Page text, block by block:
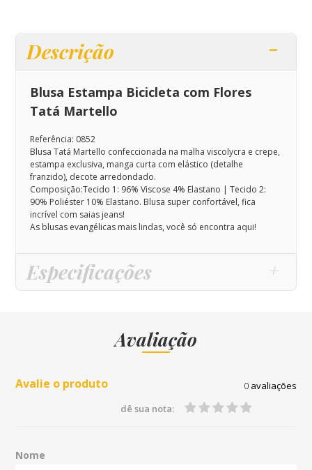
Descrição
Blusa Estampa Bicicleta com Flores
Tatá Martello
Referência: 0852
Blusa Tatá Martello confeccionada na malha viscolycra e crepe,
estampa exclusiva, manga curta com elástico (detalhe
franzido), decote arredondado.
Composição:Tecido 1: 96% Viscose 4% Elastano | Tecido 2:
90% Poliéster 10% Elastano. Blusa super confortável, fica
incrível com saias jeans!
As blusas evangélicas mais lindas, você só encontra aqui!
Especificações
Avaliação
Avalie o produto 0avaliações
dê sua nota:
Nome